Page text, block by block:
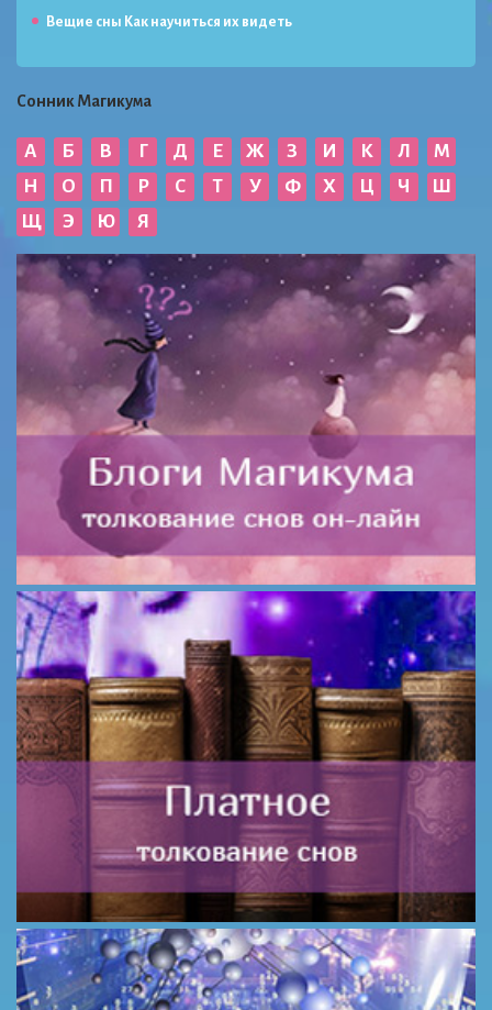
Вещие сны Как научиться их видеть
Сонник Магикума
А Б В Г Д Е Ж З И К Л
М
Н
О П Р С Т У Ф Х Ц Ч
Ш
Щ
Э Ю Я